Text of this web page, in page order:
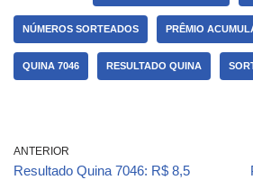
NÚMEROS SORTEADOS PRÊMIO
QUINA 7046 RESULTADO QUINA
ANTERIOR
Resultado Quina 7046: R$ 8,5